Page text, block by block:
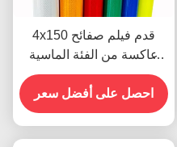
4x150 قدم فيلم صفائح
عاكسة من الفئة الماسية
الدقيقة بيضاء صفراء عالية
الرؤية للعلامات المرورية
ODM
احصل على أفضل سعر